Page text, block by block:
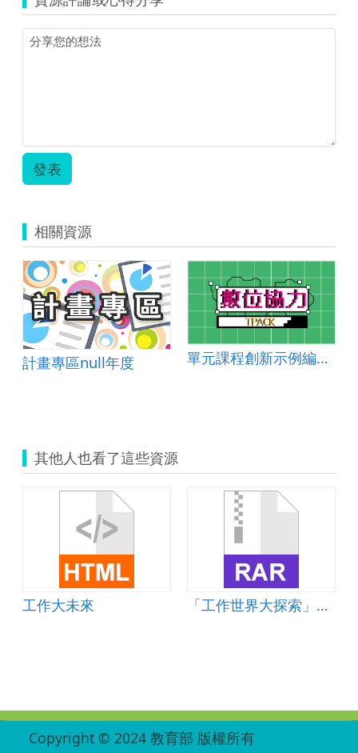
中
教
發表
相關資源
計畫專區null年度 單元課程創新示例編號：聽說讀寫 2024-004
其他人也看了這些資源
工作大未來 「工作世界大探索」學習單
Copyright © 2024 教育部 版權所有